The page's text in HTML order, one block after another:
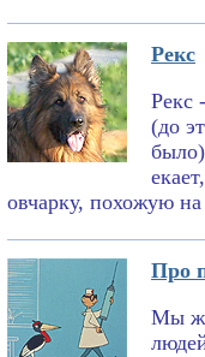
Рекс
Рекс
(до
овчарку, похожую на
Про
Мы